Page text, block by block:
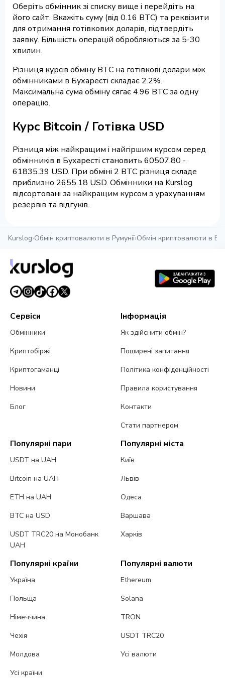
Оберіть обмінник зі списку вище і перейдіть на
його сайт. Вкажіть суму (від 0.16 BTC) та реквізити
для отримання готівкових доларів, підтвердіть
заявку. Більшість операцій обробляються за 5-30
хвилин.
Різниця курсів обміну BTC на готівкові долари між
обмінниками в Бухаресті складає 2.2%.
Максимальна сума обміну сягає 4.96 BTC за одну
операцію.
Курс Bitcoin / Готівка USD
Різниця між найкращим і найгіршим курсом серед
обмінників в Бухаресті становить 60507.80 -
61835.39 USD. При обміні 2 BTC різниця складе
приблизно 2655.18 USD. Обмінники на Kurslog
відсортовані за найкращим курсом з урахуванням
резервів та відгуків.
Kurslog›Обмін криптовалюти в Румунії›Обмін криптовалюти в
Сервіси
Обмінники
Криптобіржі
Криптогаманці
Новини
Блог
Інформація
Як здійснити обмін?
Поширені запитання
Політика конфіденційності
Правила користування
Контакти
Стати партнером
Популярні пари
USDT на UAH
Bitcoin на UAH
ETH на UAH
BTC на USD
USDT TRC20 на Монобанк
UAH
Популярні міста
Київ
Львів
Одеса
Варшава
Харків
Популярні країни
Україна
Польща
Німеччина
Чехія
Молдова
Усі країни
Популярні валюти
Ethereum
Solana
TRON
USDT TRC20
Усі валюти